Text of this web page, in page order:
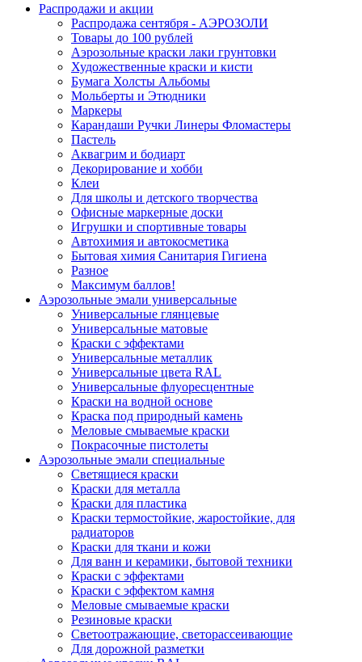
Распродажи и акции
Распродажа сентября - АЭРОЗОЛИ
Товары до 100 рублей
Аэрозольные краски лаки грунтовки
Художественные краски и кисти
Бумага Холсты Альбомы
Мольберты и Этюдники
Маркеры
Карандаши Ручки Линеры Фломастеры
Пастель
Аквагрим и бодиарт
Декорирование и хобби
Клеи
Для школы и детского творчества
Офисные маркерные доски
Игрушки и спортивные товары
Автохимия и автокосметика
Бытовая химия Санитария Гигиена
Разное
Максимум баллов!
Аэрозольные эмали универсальные
Универсальные глянцевые
Универсальные матовые
Краски с эффектами
Универсальные металлик
Универсальные цвета RAL
Универсальные флуоресцентные
Краски на водной основе
Краска под природный камень
Меловые смываемые краски
Покрасочные пистолеты
Аэрозольные эмали специальные
Светящиеся краски
Краски для металла
Краски для пластика
Краски термостойкие, жаростойкие, для
радиаторов
Краски для ткани и кожи
Для ванн и керамики, бытовой техники
Краски с эффектами
Краски с эффектом камня
Меловые смываемые краски
Резиновые краски
Светоотражающие, светорассеивающие
Для дорожной разметки